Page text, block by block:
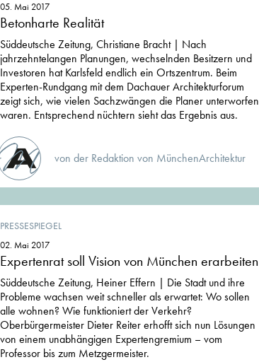
05. Mai 2017
Betonharte Realität
Süddeutsche Zeitung, Christiane Bracht | Nach
jahrzehntelangen Planungen, wechselnden Besitzern und
Investoren hat Karlsfeld endlich ein Ortszentrum. Beim
Experten-Rundgang mit dem Dachauer Architekturforum
zeigt sich, wie vielen Sachzwängen die Planer unterworfen
waren. Entsprechend nüchtern sieht das Ergebnis aus.
von der Redaktion von MünchenArchitektur
PRESSESPIEGEL
02. Mai 2017
Expertenrat soll Vision von München erarbeiten
Süddeutsche Zeitung, Heiner Effern | Die Stadt und ihre
Probleme wachsen weit schneller als erwartet: Wo sollen
alle wohnen? Wie funktioniert der Verkehr?
Oberbürgermeister Dieter Reiter erhofft sich nun Lösungen
von einem unabhängigen Expertengremium – vom
Professor bis zum Metzgermeister.